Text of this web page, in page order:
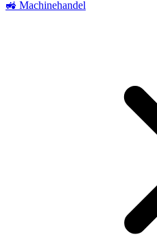
🚜 Machinehandel